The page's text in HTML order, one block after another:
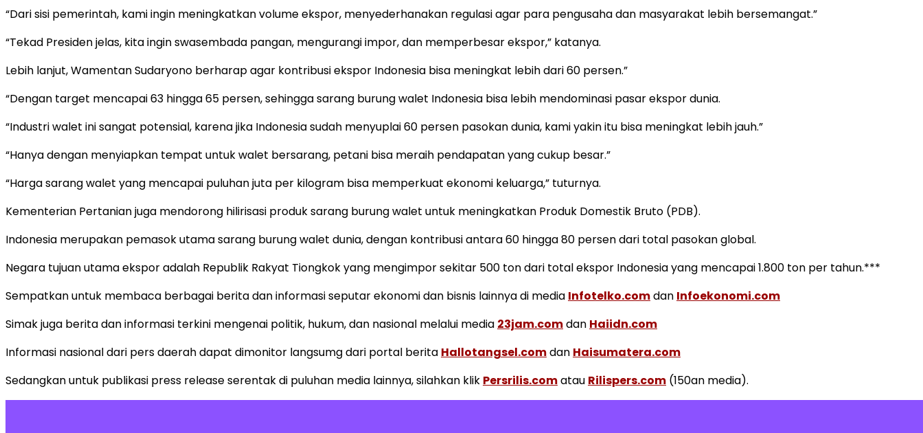
“Dari sisi pemerintah, kami ingin meningkatkan volume ekspor, menyederhanakan regulasi agar para pengusaha dan masyarakat lebih bersemangat.”
“Tekad Presiden jelas, kita ingin swasembada pangan, mengurangi impor, dan memperbesar ekspor,” katanya.
Lebih lanjut, Wamentan Sudaryono berharap agar kontribusi ekspor Indonesia bisa meningkat lebih dari 60 persen.”
“Dengan target mencapai 63 hingga 65 persen, sehingga sarang burung walet Indonesia bisa lebih mendominasi pasar ekspor dunia.
“Industri walet ini sangat potensial, karena jika Indonesia sudah menyuplai 60 persen pasokan dunia, kami yakin itu bisa meningkat lebih jauh.”
“Hanya dengan menyiapkan tempat untuk walet bersarang, petani bisa meraih pendapatan yang cukup besar.”
“Harga sarang walet yang mencapai puluhan juta per kilogram bisa memperkuat ekonomi keluarga,” tuturnya.
Kementerian Pertanian juga mendorong hilirisasi produk sarang burung walet untuk meningkatkan Produk Domestik Bruto (PDB).
Indonesia merupakan pemasok utama sarang burung walet dunia, dengan kontribusi antara 60 hingga 80 persen dari total pasokan global.
Negara tujuan utama ekspor adalah Republik Rakyat Tiongkok yang mengimpor sekitar 500 ton dari total ekspor Indonesia yang mencapai 1.800 ton per tahun.***
Sempatkan untuk membaca berbagai berita dan informasi seputar ekonomi dan bisnis lainnya di media Infotelko.comdan Infoekonomi.com
Simak juga berita dan informasi terkini mengenai politik, hukum, dan nasional melalui media 23jam.comdan Haiidn.com
Informasi nasional dari pers daerah dapat dimonitor langsumg dari portal berita Hallotangsel.comdan Haisumatera.com
Sedangkan untuk publikasi press release serentak di puluhan media lainnya, silahkan klik Persrilis.comatau Rilispers.com (150an media).